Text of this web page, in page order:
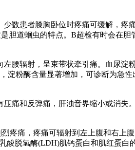
患者膝胸卧位时疼痛可缓解，疼
道蛔虫的特点。B超检有时会在
辐射，呈束带状牵引痛。血尿淀
粉酶含量显著增加，可诊断为急
和反弹痛，肝浊音界缩小或消失
痛，疼痛可辐射到左上腹和右上
脱氢酶(LDH)肌钙蛋白和肌红蛋白